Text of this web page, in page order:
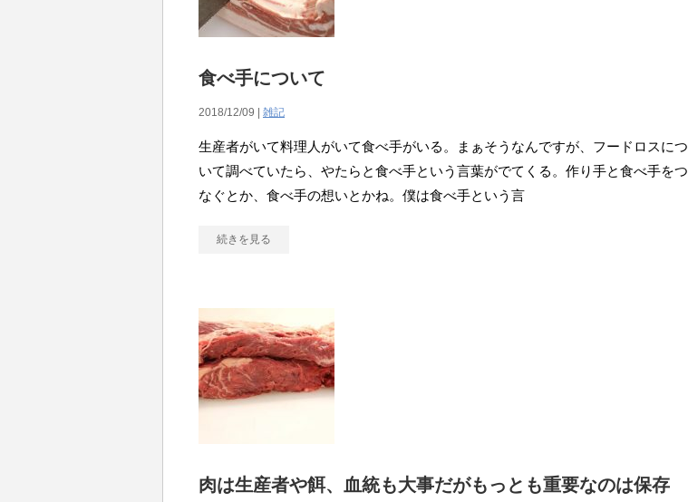
食べ手について
2018/12/09 | 雑記
生産者がいて料理人がいて食べ手がいる。まぁそうなんですが、フードロスにつ
いて調べていたら、やたらと食べ手という言葉がでてくる。作り手と食べ手をつ
なぐとか、食べ手の想いとかね。僕は食べ手という言
続きを見る
肉は生産者や餌、血統も大事だがもっとも重要なのは保存